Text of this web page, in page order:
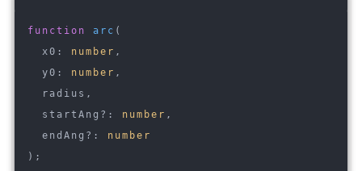
function arc (
x0: number ,
y0: number ,
radius,
startAng?: number ,
endAng?: number
) ;